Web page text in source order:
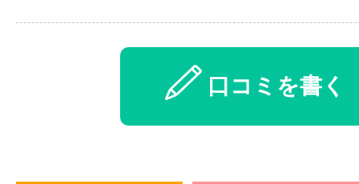
口コミを書く